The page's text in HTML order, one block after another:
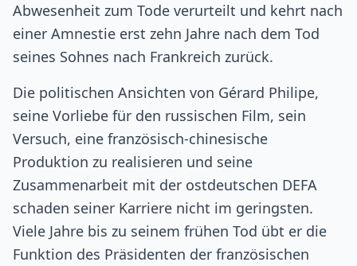
Abwesenheit zum Tode verurteilt und kehrt nach
einer Amnestie erst zehn Jahre nach dem Tod
seines Sohnes nach Frankreich zurück.
Die politischen Ansichten von Gérard Philipe,
seine Vorliebe für den russischen Film, sein
Versuch, eine französisch-chinesische
Produktion zu realisieren und seine
Zusammenarbeit mit der ostdeutschen DEFA
schaden seiner Karriere nicht im geringsten.
Viele Jahre bis zu seinem frühen Tod übt er die
Funktion des Präsidenten der französischen